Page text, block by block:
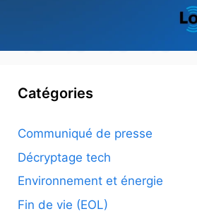
Catégories
Communiqué de presse
Décryptage tech
Environnement et énergie
Fin de vie (EOL)